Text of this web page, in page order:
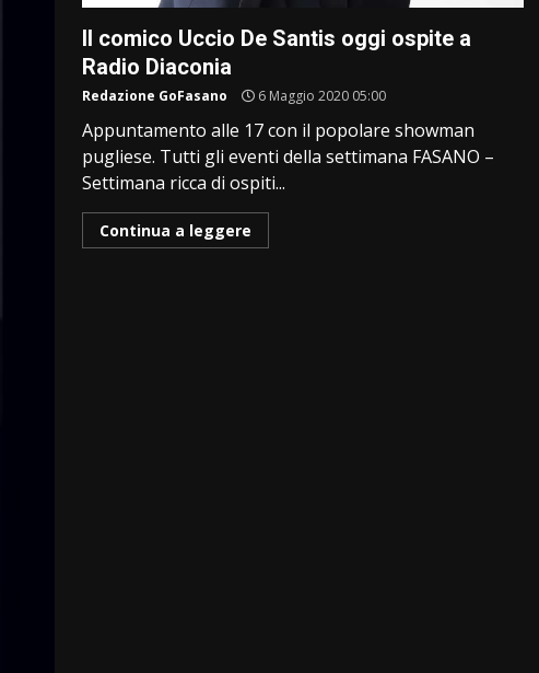
Il comico Uccio De Santis oggi ospite a
Radio Diaconia
Redazione GoFasano 6 Maggio 2020 05:00
Appuntamento alle 17 con il popolare showman
pugliese. Tutti gli eventi della settimana FASANO –
Settimana ricca di ospiti...
Continua a leggere